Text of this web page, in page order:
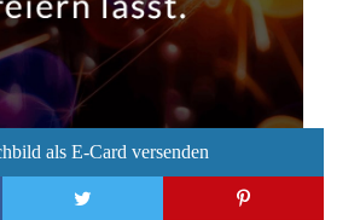
als E-Card versenden